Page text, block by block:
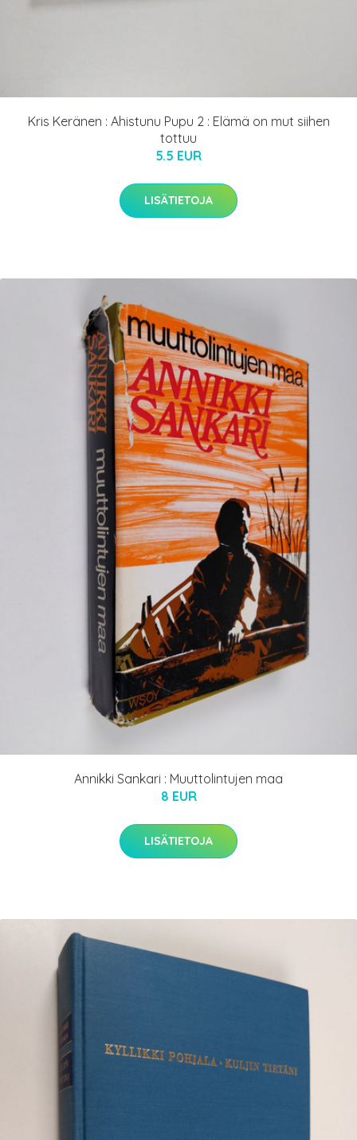
Kris Keränen : Ahistunu Pupu 2 : Elämä on mut siihen
tottuu
5.5 EUR
LISÄTIETOJA
Annikki Sankari : Muuttolintujen maa
8 EUR
LISÄTIETOJA